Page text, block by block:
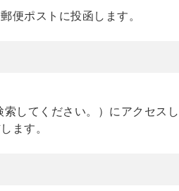
便ポストに投函します。
してください。）にアクセスし
ます。